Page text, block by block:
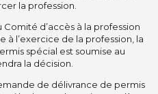
la profession.
d’accès à la profession
à l’exercice de la profession, la
spécial est soumise au
la décision.
de délivrance de permis